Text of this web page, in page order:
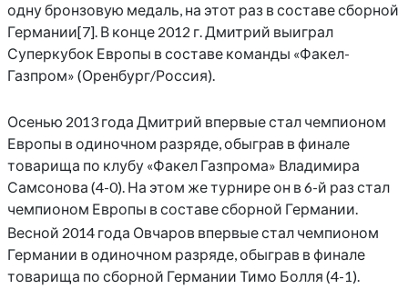
одну бронзовую медаль, на этот раз в составе сборной
Германии[7]. В конце 2012 г. Дмитрий выиграл
Суперкубок Европы в составе команды «Факел-
Газпром» (Оренбург/Россия).
Осенью 2013 года Дмитрий впервые стал чемпионом
Европы в одиночном разряде, обыграв в финале
товарища по клубу «Факел Газпрома» Владимира
Самсонова (4-0). На этом же турнире он в 6-й раз стал
чемпионом Европы в составе сборной Германии.
Весной 2014 года Овчаров впервые стал чемпионом
Германии в одиночном разряде, обыграв в финале
товарища по сборной Германии Тимо Болля (4-1).